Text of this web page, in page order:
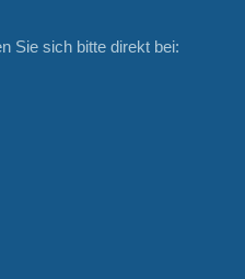
Sie sich bitte direkt bei: